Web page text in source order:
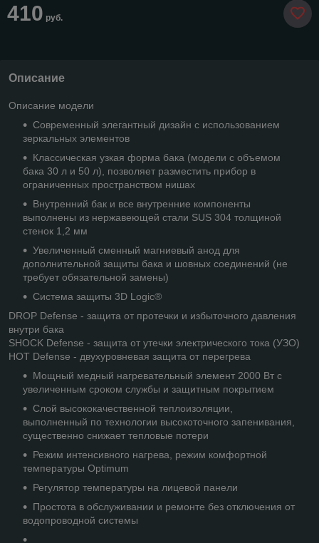
410 руб.
Описание
Описание модели
Современный элегантный дизайн с использованием
зеркальных элементов
Классическая узкая форма бака (модели с объемом
бака 30 л и 50 л), позволяет разместить прибор в
ограниченных пространством нишах
Внутренний бак и все внутренние компоненты
выполнены из нержавеющей стали SUS 304 толщиной
стенок 1,2 мм
Увеличенный сменный магниевый анод для
дополнительной защиты бака и шовных соединений (не
требует обязательной замены)
Система защиты 3D Logic®
DROP Defense - защита от протечки и избыточного давления
внутри бака
SHOCK Defense - защита от утечки электрического тока (УЗО)
HOT Defense - двухуровневая защита от перегрева
Мощный медный нагревательный элемент 2000 Вт с
увеличенным сроком службы и защитным покрытием
Слой высококачественной теплоизоляции,
выполненный по технологии высокоточного запенивания,
существенно снижает тепловые потери
Режим интенсивного нагрева, режим комфортной
температуры Optimum
Регулятор температуры на лицевой панели
Простота в обслуживании и ремонте без отключения от
водопроводной системы